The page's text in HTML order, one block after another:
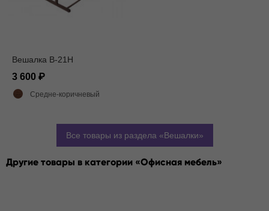
Вешалка В-21Н
3 600
Средне-коричневый
Все товары из раздела Вешалки
Другие товары в категории Офисная мебель